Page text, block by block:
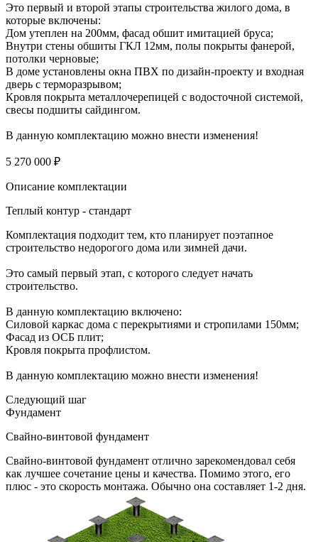
Это первый и второй этапы строительства жилого дома, в
которые включены:
Дом утеплен на 200мм, фасад обшит имитацией бруса;
Внутри стены обшиты ГКЛ 12мм, полы покрыты фанерой,
потолки черновые;
В доме установлены окна ПВХ по дизайн-проекту и входная
дверь с терморазрывом;
Кровля покрыта металлочерепицей с водосточной системой,
свесы подшиты сайдингом.
В данную комплектацию можно внести изменения!
5 270 000 ₽
Описание комплектации
Теплый контур - стандарт
Комплектация подходит тем, кто планирует поэтапное
строительство недорогого дома или зимней дачи.
Это самый первый этап, с которого следует начать
строительство.
В данную комплектацию включено:
Силовой каркас дома с перекрытиями и стропилами 150мм;
Фасад из ОСБ плит;
Кровля покрыта профлистом.
В данную комплектацию можно внести изменения!
Следующий шаг
Фундамент
Свайно-винтовой фундамент
Свайно-винтовой фундамент отлично зарекомендовал себя
как лучшее сочетание цены и качества. Помимо этого, его
плюс - это скорость монтажа. Обычно она составляет 1-2 дня.